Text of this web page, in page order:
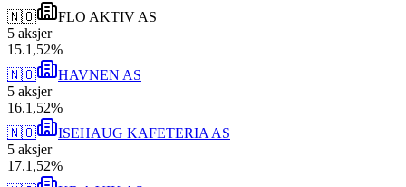
🇳🇴
FLO AKTIV AS
5 aksjer
15.1,52%
🇳🇴
HAVNEN AS
5 aksjer
16.1,52%
🇳🇴
ISEHAUG KAFETERIA AS
5 aksjer
17.1,52%